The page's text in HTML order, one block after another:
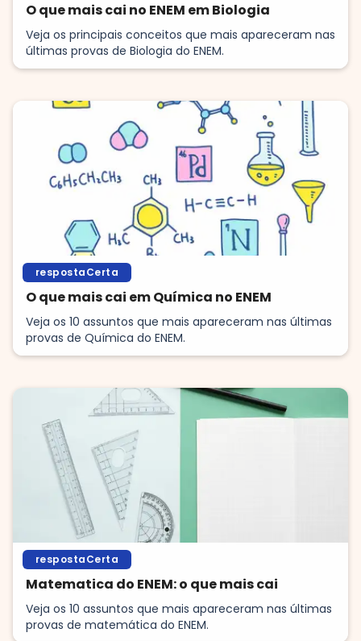
O que mais cai no ENEM em Biologia
Veja os principais conceitos que mais apareceram nas
últimas provas de Biologia do ENEM.
respostaCerta
O que mais cai em Química no ENEM
Veja os 10 assuntos que mais apareceram nas últimas
provas de Química do ENEM.
respostaCerta
Matematica do ENEM: o que mais cai
Veja os 10 assuntos que mais apareceram nas últimas
provas de matemática do ENEM.